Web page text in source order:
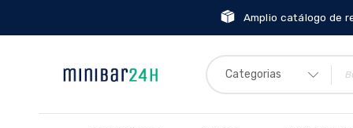
Amplio catálogo de
Categorias